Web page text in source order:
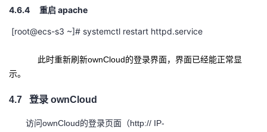
4.6.4 重启 apache
[root@ecs-s3 ~]# systemctl restart httpd.service
此时重新刷新ownCloud的登录界面，界面已经能正常显
示。
4.7 登录 ownCloud
访问ownCloud的登录页面（http:// IP-